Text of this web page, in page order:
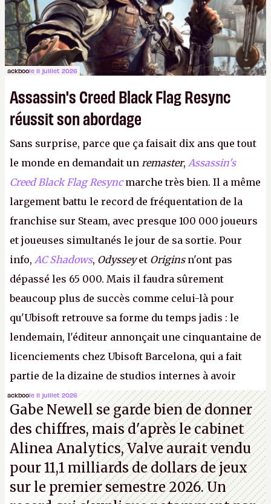
ackboole 11 juillet 2026
Assassin's Creed Black Flag Resync
réussit son abordage
Sans surprise, parce que ça faisait dix ans que tout
le monde en demandait un remaster, Assassin's
Creed Black Flag Resyncmarche très bien. Il a même
largement battu le record de fréquentation de la
franchise sur Steam, avec presque 100 000 joueurs
et joueuses simultanés le jour de sa sortie. Pour
info, AC Shadows, Odysseyet Originsn'ont pas
dépassé les 65 000. Mais il faudra sûrement
beaucoup plus de succès comme celui-là pour
qu'Ubisoft retrouve sa forme du temps jadis : le
lendemain, l'éditeur annonçait une cinquantaine de
licenciements chez Ubisoft Barcelona, qui a fait
partie de la dizaine de studios internes à avoir
travaillé sur cetAssassin's Creedsous la direction
d'Ubisoft Singapour.A.
ackboole 11 juillet 2026
Gabe Newell se garde bien de donner
des chiffres, mais d'après le cabinet
Alinea Analytics, Valve aurait vendu
pour 11,1 milliards de dollars de jeux
sur le premier semestre 2026. Un